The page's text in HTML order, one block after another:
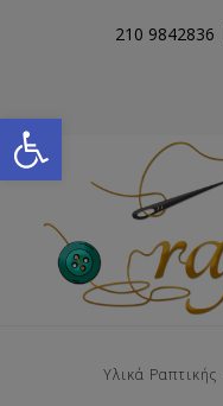
Open toolbar
210 9842836
Υλικά Ραπτικής